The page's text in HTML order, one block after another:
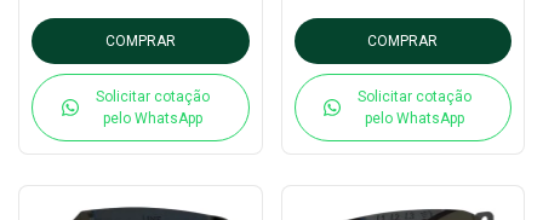
COMPRAR
Solicitar cotação
pelo WhatsApp
COMPRAR
Solicitar cotação
pelo WhatsApp